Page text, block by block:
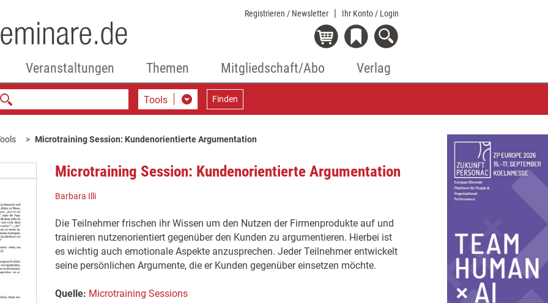
Registrieren / Newsletter Ihr Konto / Login
Veranstaltungen Themen Mitgliedschaft/Abo Verlag
Tools Finden
Microtraining Session: Kundenorientierte Argumentation
Microtraining Session: Kundenorientierte Argumentation
Barbara Illi
Die Teilnehmer frischen ihr Wissen um den Nutzen der Firmenprodukte auf und
trainieren nutzenorientiert gegenüber den Kunden zu argumentieren. Hierbei ist
es wichtig auch emotionale Aspekte anzusprechen. Jeder Teilnehmer entwickelt
seine persönlichen Argumente, die er Kunden gegenüber einsetzen möchte.
Quelle: Microtraining Sessions